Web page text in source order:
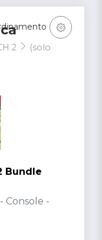
2
(solo
Bundle
Console -